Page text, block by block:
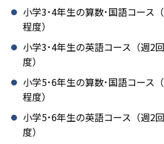
小学3･4年生の算数･国語コース
程度）
小学3･4年生の英語コース（週2
度）
小学5･6年生の算数･国語コース
程度）
小学5･6年生の英語コース（週2
度）